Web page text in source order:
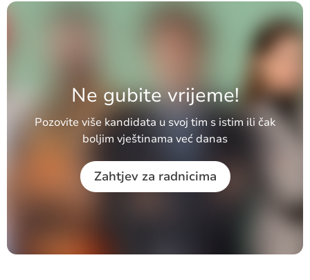
Ne gubite vrijeme!
Pozovite više kandidata u svoj tim s istim ili čak
boljim vještinama već danas
Zahtjev za radnicima